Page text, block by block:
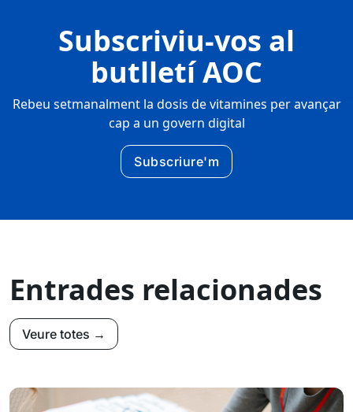
Subscriviu-vos al
butlletí AOC
Rebeu setmanalment la dosis de vitamines per avançar
cap a un govern digital
Subscriure'm
Entrades relacionades
Veure totes →